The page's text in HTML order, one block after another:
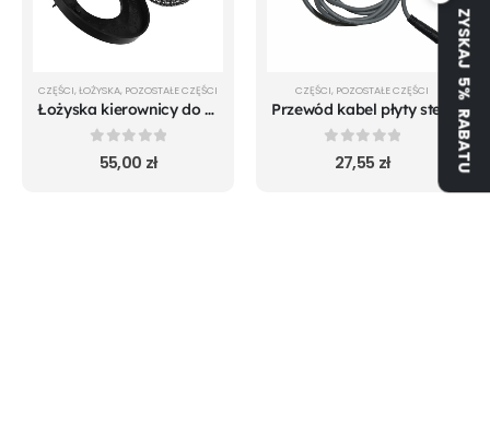
CZĘŚCI, ŁOŻYSKA, POZOSTAŁE CZĘŚCI
Łożyska kierownicy do Xiaomi m365 Pro Mi 1S Pro 2 Essential
out of 5
55,00 zł
CZĘŚCI, POZOSTAŁE CZĘŚCI
out of 5
27,55 zł ZYSKAJ 5% RABATU